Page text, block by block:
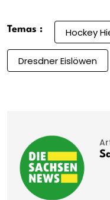
Temas : Hockey
Dresdner Eislöwen